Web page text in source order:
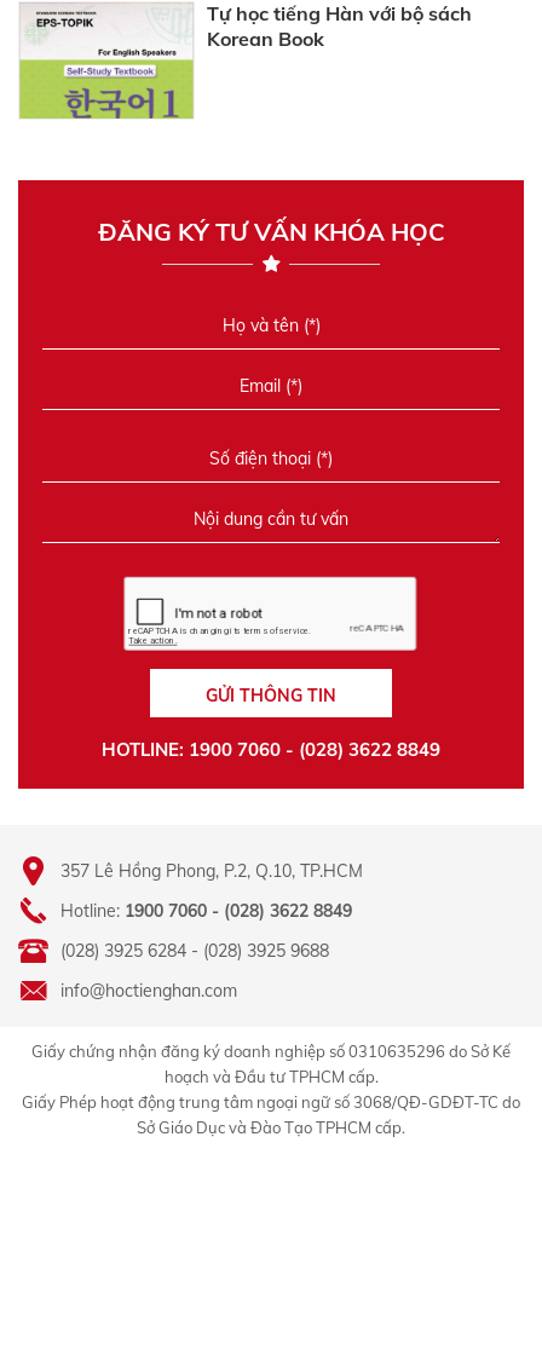
Tự học tiếng Hàn với bộ sách
Korean Book
ĐĂNG KÝ TƯ VẤN KHÓA HỌC
GỬI THÔNG TIN
HOTLINE: 1900 7060 - (028) 3622 8849
357 Lê Hồng Phong, P.2, Q.10, TP.HCM
Hotline: 1900 7060 - (028) 3622 8849
(028) 3925 6284 - (028) 3925 9688
info@hoctienghan.com
Giấy chứng nhận đăng ký doanh nghiệp số 0310635296 do Sở Kế
hoạch và Đầu tư TPHCM cấp.
Giấy Phép hoạt động trung tâm ngoại ngữ số 3068/QĐ-GDĐT-TC do
Sở Giáo Dục và Đào Tạo TPHCM cấp.